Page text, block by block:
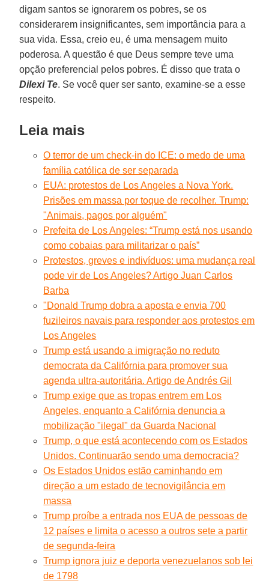
digam santos se ignorarem os pobres, se os
considerarem insignificantes, sem importância para a
sua vida. Essa, creio eu, é uma mensagem muito
poderosa. A questão é que Deus sempre teve uma
opção preferencial pelos pobres. É disso que trata o
Dilexi Te. Se você quer ser santo, examine-se a esse
respeito.
Leia mais
O terror de um check-in do ICE: o medo de uma
família católica de ser separada
EUA: protestos de Los Angeles a Nova York.
Prisões em massa por toque de recolher. Trump:
"Animais, pagos por alguém"
Prefeita de Los Angeles: “Trump está nos usando
como cobaias para militarizar o país”
Protestos, greves e indivíduos: uma mudança real
pode vir de Los Angeles? Artigo Juan Carlos
Barba
"Donald Trump dobra a aposta e envia 700
fuzileiros navais para responder aos protestos em
Los Angeles
Trump está usando a imigração no reduto
democrata da Califórnia para promover sua
agenda ultra-autoritária. Artigo de Andrés Gil
Trump exige que as tropas entrem em Los
Angeles, enquanto a Califórnia denuncia a
mobilização "ilegal" da Guarda Nacional
Trump, o que está acontecendo com os Estados
Unidos. Continuarão sendo uma democracia?
Os Estados Unidos estão caminhando em
direção a um estado de tecnovigilância em
massa
Trump proíbe a entrada nos EUA de pessoas de
12 países e limita o acesso a outros sete a partir
de segunda-feira
Trump ignora juiz e deporta venezuelanos sob lei
de 1798